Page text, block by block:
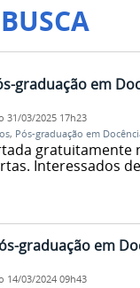
graduação em
31/03/2025 17h23
, Pós-graduação em
gratuitamente
Interessados
graduação em
14/03/2024 09h43